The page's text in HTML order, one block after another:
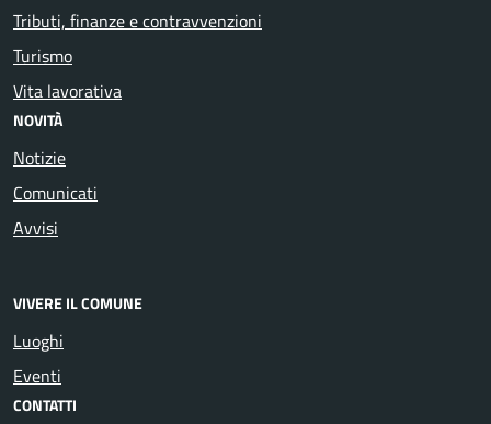
Tributi, finanze e contravvenzioni
Turismo
Vita lavorativa
NOVITÀ
Notizie
Comunicati
Avvisi
VIVERE IL COMUNE
Luoghi
Eventi
CONTATTI